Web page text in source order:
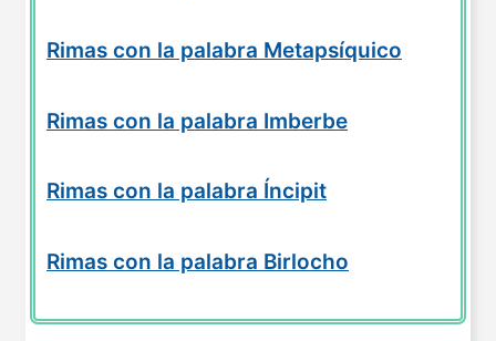
Rimas con la palabra Metapsíquico
Rimas con la palabra Imberbe
Rimas con la palabra Íncipit
Rimas con la palabra Birlocho